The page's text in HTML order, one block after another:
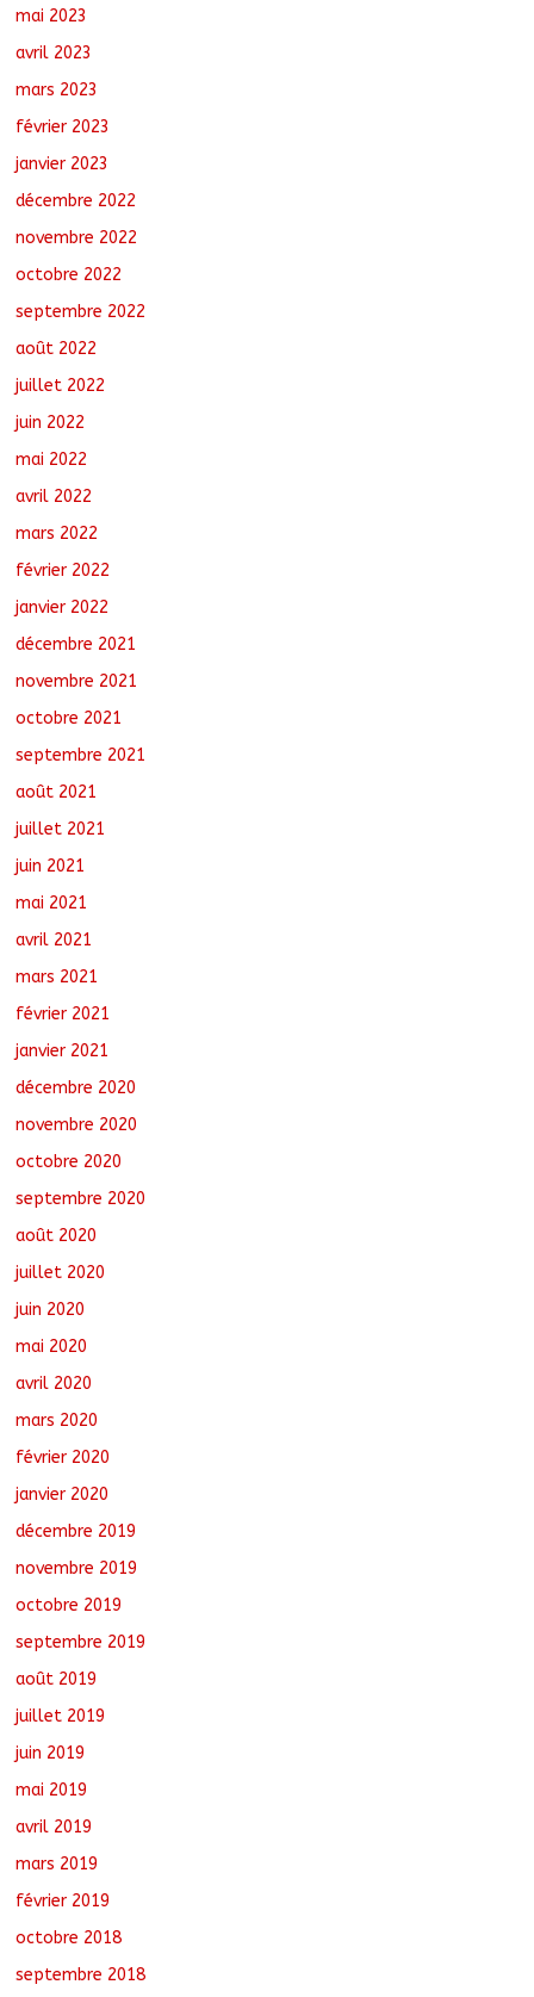
mai 2023
avril 2023
mars 2023
février 2023
janvier 2023
décembre 2022
novembre 2022
octobre 2022
septembre 2022
août 2022
juillet 2022
juin 2022
mai 2022
avril 2022
mars 2022
février 2022
janvier 2022
décembre 2021
novembre 2021
octobre 2021
septembre 2021
août 2021
juillet 2021
juin 2021
mai 2021
avril 2021
mars 2021
février 2021
janvier 2021
décembre 2020
novembre 2020
octobre 2020
septembre 2020
août 2020
juillet 2020
juin 2020
mai 2020
avril 2020
mars 2020
février 2020
janvier 2020
décembre 2019
novembre 2019
octobre 2019
septembre 2019
août 2019
juillet 2019
juin 2019
mai 2019
avril 2019
mars 2019
février 2019
octobre 2018
septembre 2018